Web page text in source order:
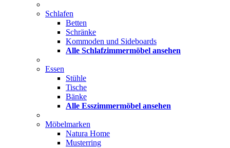
Schlafen
Betten
Schränke
Kommoden und Sideboards
Alle Schlafzimmermöbel ansehen
Essen
Stühle
Tische
Bänke
Alle Esszimmermöbel ansehen
Möbelmarken
Natura Home
Musterring